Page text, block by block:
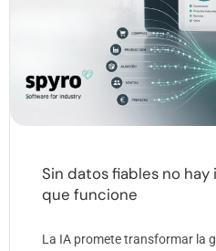
Sin datos fiables no
que funcione
La IA promete transformar la